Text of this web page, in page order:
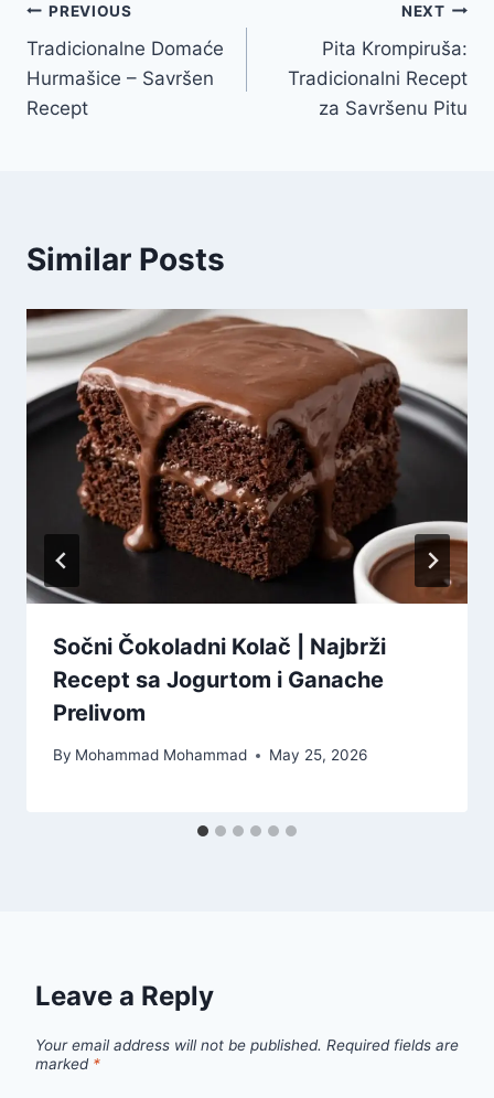
Post
navigation
PREVIOUS
Tradicionalne Domaće
Hurmašice – Savršen
Recept
NEXT
Pita Krompiruša:
Tradicionalni Recept
za Savršenu Pitu
Similar Posts
Sočni Čokoladni Kolač | Najbrži
Recept sa Jogurtom i Ganache
Prelivom
By Mohammad Mohammad May 25, 2026
Leave a Reply
Your email address will not be published. Required fields are
marked *